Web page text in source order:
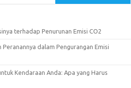
terhadap Penurunan Emisi CO2
dalam Pengurangan Emisi
Kendaraan Anda: Apa yang Harus